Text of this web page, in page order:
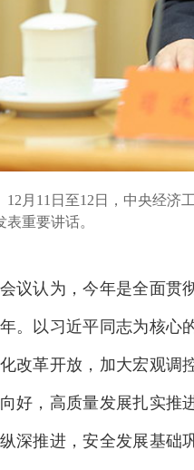
11日至12日，中央经济工
表重要讲话。
为，今年是全面贯彻
。以习近平同志为核心
改革开放，加大宏观调
好，高质量发展扎实推
深推进，安全发展基础